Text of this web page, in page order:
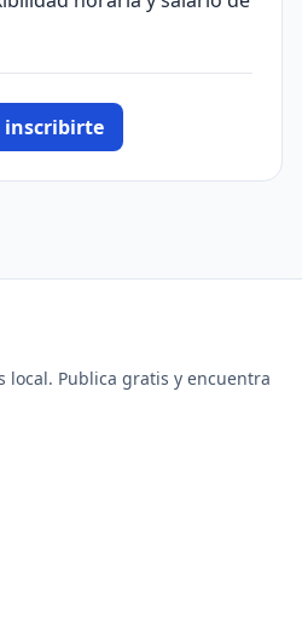
inscribirte
local. Publica gratis y encuentra